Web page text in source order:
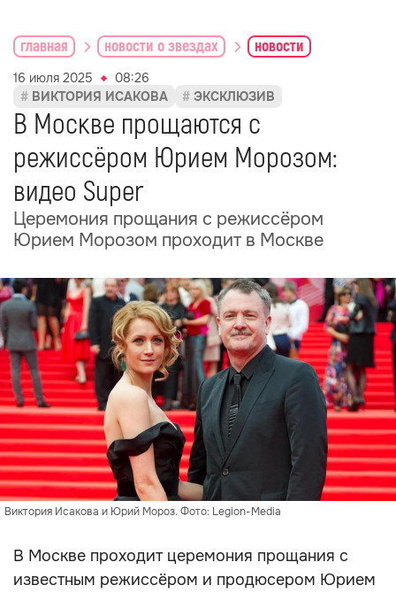
главная новости о звездах новости
16 июля 2025
08:26
ВИКТОРИЯ ИСАКОВА
ЭКСКЛЮЗИВ
В Москве прощаются с
режиссёром Юрием Морозом:
видео Super
Церемония прощания с режиссёром
Юрием Морозом проходит в Москве
Виктория Исакова и Юрий Мороз. Фото: Legion-Media
В Москве проходит церемония прощания с
известным режиссёром и продюсером Юрием